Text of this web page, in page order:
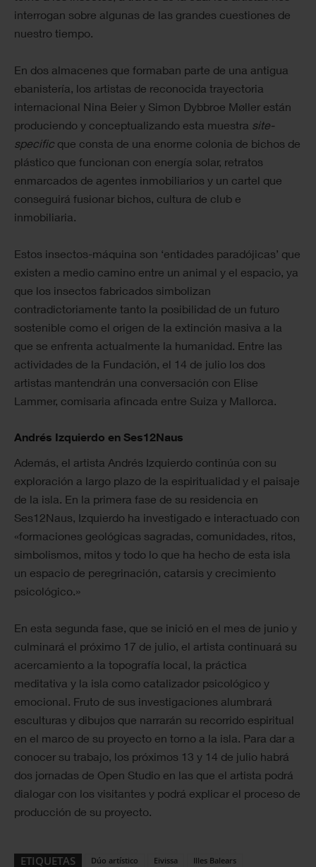
interrogan sobre algunas de las grandes cuestiones de
nuestro tiempo.
En dos almacenes que formaban parte de una antigua
ebanistería, los artistas de reconocida trayectoria
internacional Nina Beier y Simon Dybbroe Møller están
produciendo y conceptualizando esta muestra site-
specific que consta de una enorme colonia de bichos de
plástico que funcionan con energía solar, retratos
enmarcados de agentes inmobiliarios y un cartel que
conseguirá fusionar bichos, cultura de club e
inmobiliaria.
Estos insectos-máquina son ‘entidades paradójicas’ que
existen a medio camino entre un animal y el espacio, ya
que los insectos fabricados simbolizan
contradictoriamente tanto la posibilidad de un futuro
sostenible como el origen de la extinción masiva a la
que se enfrenta actualmente la humanidad. Entre las
actividades de la Fundación, el 14 de julio los dos
artistas mantendrán una conversación con Elise
Lammer, comisaria afincada entre Suiza y Mallorca.
Andrés Izquierdo en Ses12Naus
Además, el artista Andrés Izquierdo continúa con su
exploración a largo plazo de la espiritualidad y el paisaje
de la isla. En la primera fase de su residencia en
Ses12Naus, Izquierdo ha investigado e interactuado con
«formaciones geológicas sagradas, comunidades, ritos,
simbolismos, mitos y todo lo que ha hecho de esta isla
un espacio de peregrinación, catarsis y crecimiento
psicológico.»
En esta segunda fase, que se inició en el mes de junio y
culminará el próximo 17 de julio, el artista continuará su
acercamiento a la topografía local, la práctica
meditativa y la isla como catalizador psicológico y
emocional. Fruto de sus investigaciones alumbrará
esculturas y dibujos que narrarán su recorrido espiritual
en el marco de su proyecto en torno a la isla. Para dar a
conocer su trabajo, los próximos 13 y 14 de julio habrá
dos jornadas de Open Studio en las que el artista podrá
dialogar con los visitantes y podrá explicar el proceso de
producción de su proyecto.
ETIQUETAS Dúo artístico Eivissa Illes Balears